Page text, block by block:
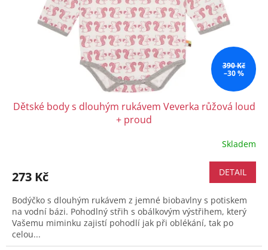
390 Kč
–30 %
Dětské body s dlouhým rukávem Veverka růžová loud
+ proud
Skladem
273 Kč DETAIL
Bodýčko s dlouhým rukávem z jemné biobavlny s potiskem
na vodní bázi. Pohodlný střih s obálkovým výstřihem, který
Vašemu miminku zajistí pohodlí jak při oblékání, tak po
celou...